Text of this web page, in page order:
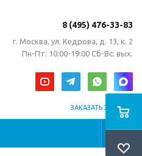
8 (495) 476-33-83
г. Москва, ул. Кедрова, д. 13, к. 2
Пн-Пт: 10:00-19:00 Сб-Вс: вых.
ЗАКАЗАТЬ ЗВОНОК